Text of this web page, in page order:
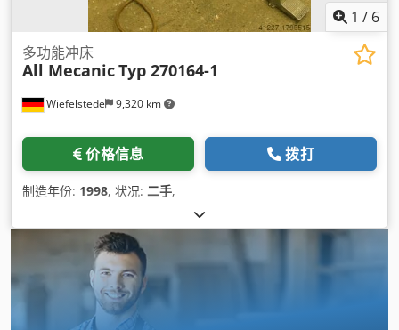
1 / 6
Wiefelstede 9,320 km
多功能冲床
All MecanicTyp 270164-1
价格信息 拨打
制造年份: 1998, 状况: 二手,